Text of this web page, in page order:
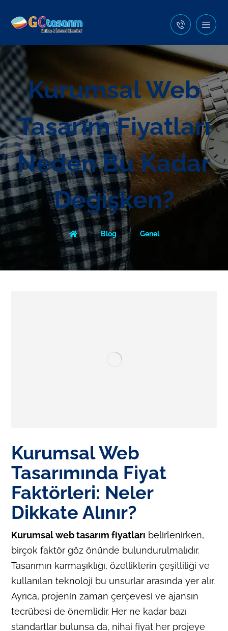
Kurumsal Web
Tasarım Fiyatları
Neden Bu Kadar
Değişken?
Blog Genel
Kurumsal Web
Tasarımında Fiyat
Faktörleri: Neler
Dikkate Alınır?
Kurumsal web tasarım fiyatları belirlenirken,
birçok faktör göz önünde bulundurulmalıdır.
Tasarımın karmaşıklığı, özelliklerin çeşitliliği ve
kullanılan teknoloji bu unsurlar arasında yer alır.
Ayrıca, projenin zaman çerçevesi ve ajansın
tecrübesi de önemlidir. Her ne kadar bazı
standartlar bulunsa da, nihai fiyat her projeye